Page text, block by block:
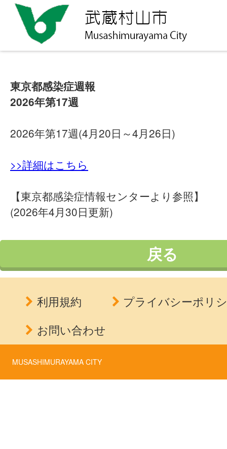
東京都感染症週報
2026年第17週
2026年第17週(4月20日～4月26日)
>>詳細はこちら
【東京都感染症情報センターより参照】
(2026年4月30日更新)
戻る
利用規約
プライバシーポリ
お問い合わせ
MUSASHIMURAYAMA CITY